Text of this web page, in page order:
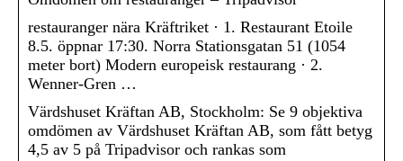
restauranger nära Kräftriket · 1. Restaurant Etoile
8.5. öppnar 17:30. Norra Stationsgatan 51 (1054
meter bort) Modern europeisk restaurang · 2.
Wenner-Gren …
Värdshuset Kräftan AB, Stockholm: Se 9 objektiva
omdömen av Värdshuset Kräftan AB, som fått betyg
4,5 av 5 på Tripadvisor och rankas som